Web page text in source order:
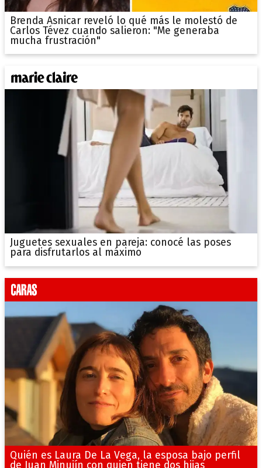
Brenda Asnicar reveló lo qué más le molestó de
Carlos Tévez cuando salieron: "Me generaba
mucha frustración"
Juguetes sexuales en pareja: conocé las poses
para disfrutarlos al máximo
Quién es Laura De La Vega, la esposa bajo perfil
de Juan Minujín con quien tiene dos hijas